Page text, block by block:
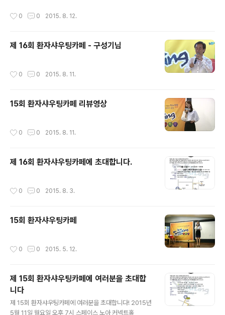
판부는 한의사의 “수기치료”가 정당한 “의료행위”라며 무죄를 선고했습니다. 피해
가 개최한 제16회 “환자샤우팅카페”에 출연해 억울함을 토로했으며 아울러 진료를
빙자한 환자 성추행을 예방하는 법률이나 제도를 만들어 달라고 요청했습니다. 그래
0 0 2015. 8. 12.
제 16회 환자샤우팅카페 - 구성기님
0 0 2015. 8. 11.
15회 환자샤우팅카페 리뷰영상
0 0 2015. 8. 11.
제 16회 환자샤우팅카페에 초대합니다.
0 0 2015. 8. 3.
15회 환자샤우팅카페
0 0 2015. 5. 12.
제 15회 환자샤우팅카페에 여러분을 초대합
니다
제 15회 환자샤우팅카페에 여러분을 초대합니다! 2015년
5월 11일 월요일 오후 7시 스페이스 노아 커넥트홀